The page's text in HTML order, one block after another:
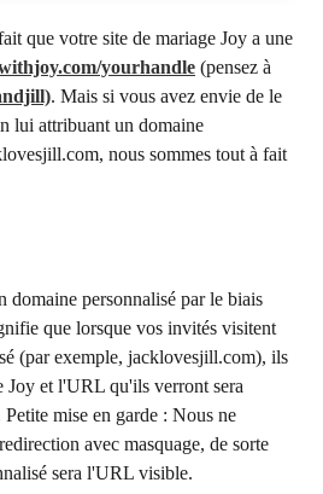
que votre site de mariage Joy a une
yourhandle (pensez à
. Mais si vous avez envie de le
lui attribuant un domaine
nous sommes tout à fait
domaine personnalisé par le biais
que lorsque vos invités visitent
(par exemple, jacklovesjill.com), ils
Joy et l'URL qu'ils verront sera
mise en garde : Nous ne
avec masquage, de sorte
sera l'URL visible.